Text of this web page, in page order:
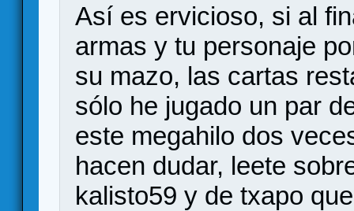
Así es ervicioso, si al
armas y tu personaje
su mazo, las cartas
sólo he jugado un par
este megahilo dos
hacen dudar, leete
kalisto59 y de txapo